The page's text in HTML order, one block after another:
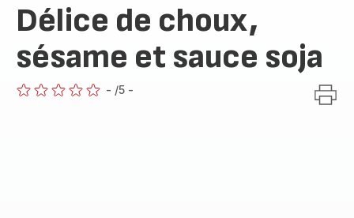
Délice de choux,
sésame et sauce soja
- /5 -